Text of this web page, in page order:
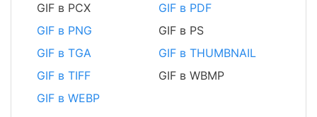
GIF в PCX
GIF в PDF
GIF в PNG
GIF в PS
GIF в TGA
GIF в THUMBNAIL
GIF в TIFF
GIF в WBMP
GIF в WEBP